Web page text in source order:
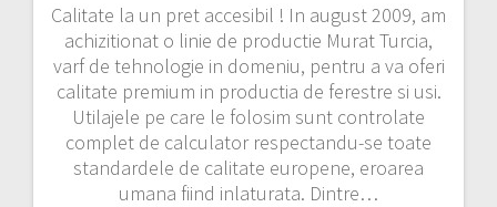
Calitate la un pret accesibil ! In august 2009, am
achizitionat o linie de productie Murat Turcia,
varf de tehnologie in domeniu, pentru a va oferi
calitate premium in productia de ferestre si usi.
Utilajele pe care le folosim sunt controlate
complet de calculator respectandu-se toate
standardele de calitate europene, eroarea
umana fiind inlaturata. Dintre…